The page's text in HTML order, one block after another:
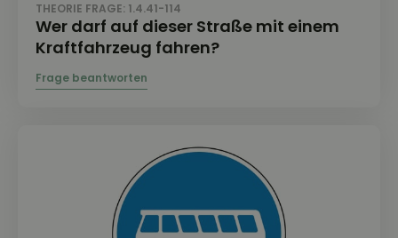
THEORIE FRAGE: 1.4.41-114
Wer darf auf dieser Straße mit einem
Kraftfahrzeug fahren?